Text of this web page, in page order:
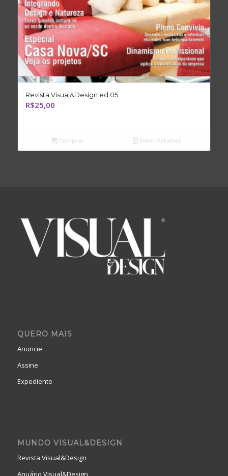
Revista Visual&Design ed.05
R$25,00
Comprar Exibir Detalhes
QUERO MAIS
Anuncie
Assine
Expediente
MUNDO VISUAL&DESIGN
Revista Visual&Design